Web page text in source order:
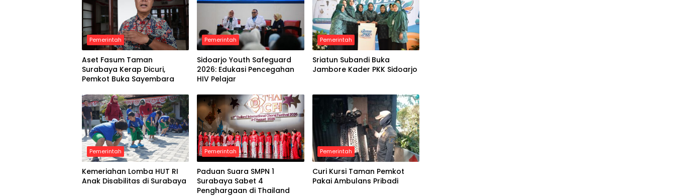
Pemerintah
Aset Fasum Taman
Surabaya Kerap Dicuri,
Pemkot Buka Sayembara
Pemerintah
Sidoarjo Youth Safeguard
2026: Edukasi Pencegahan
HIV Pelajar
Pemerintah
Sriatun Subandi Buka
Jambore Kader PKK Sidoarjo
Pemerintah
Kemeriahan Lomba HUT RI
Anak Disabilitas di Surabaya
Pemerintah
Paduan Suara SMPN 1
Surabaya Sabet 4
Penghargaan di Thailand
Pemerintah
Curi Kursi Taman Pemkot
Pakai Ambulans Pribadi